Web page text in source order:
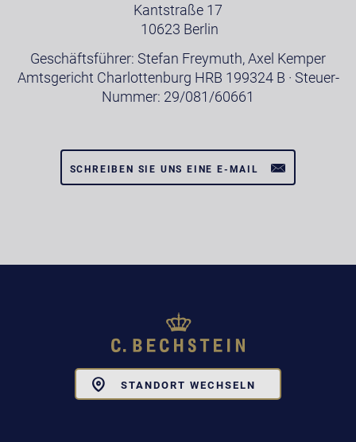
Kantstraße 17
10623 Berlin
Geschäftsführer: Stefan Freymuth, Axel Kemper
Amtsgericht Charlottenburg HRB 199324 B · Steuer-
Nummer: 29/081/60661
SCHREIBEN SIE UNS EINE E-MAIL
STANDORT WECHSELN